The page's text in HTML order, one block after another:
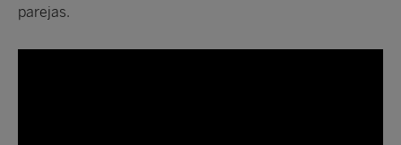
parejas.